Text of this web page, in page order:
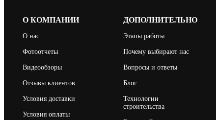
О КОМПАНИИ
О нас
Фотоотчеты
Видеообзоры
Отзывы клиентов
Условия доставки
Условия оплаты
ДОПОЛНИТЕЛЬНО
Этапы работы
Почему выбирают нас
Вопросы и ответы
Блог
Технологии
строительства